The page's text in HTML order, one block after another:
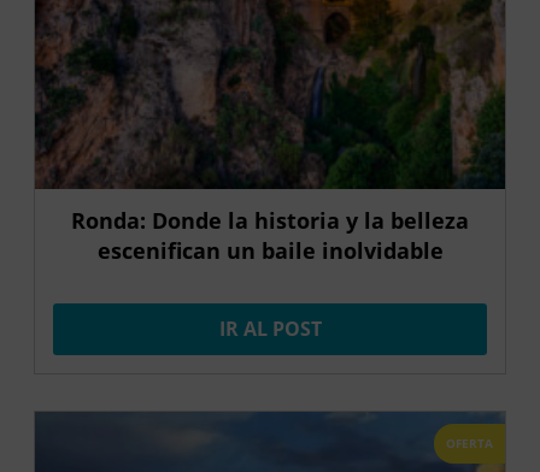
Ronda: Donde la historia y la belleza
escenifican un baile inolvidable
IR AL POST
OFERTA